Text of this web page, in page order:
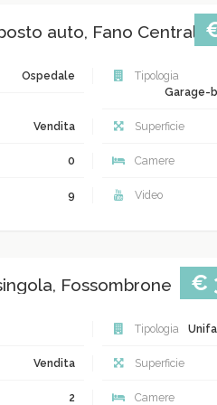
auto, Fano Centrale
Ospedale
Tipologia
Garage-
Vendita Superficie
0 Camere
9 Video
Fossombrone €
Tipologia
Vendita Superficie
2 Camere